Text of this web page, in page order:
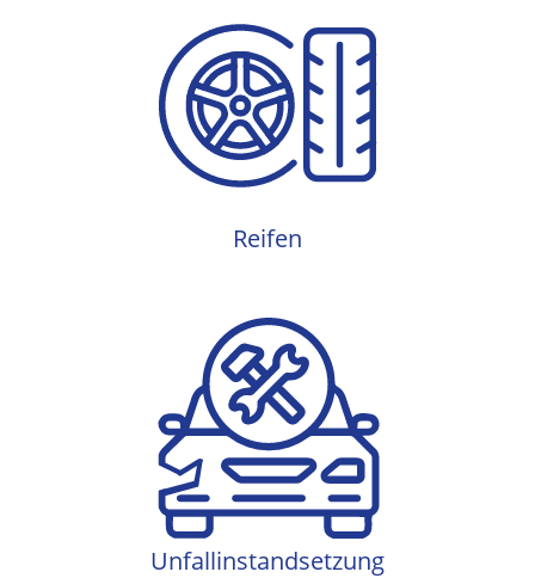
Reifen
Reifen
Unfallinstandsetzung
Unfallinstandsetzung